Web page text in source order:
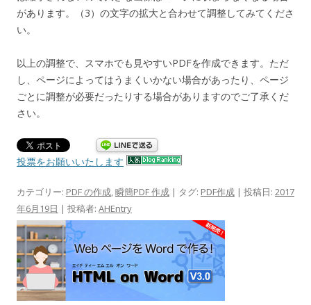
があります。（3）の文字の拡大と合わせて調整してみてくださ
い。
以上の調整で、スマホでも見やすいPDFを作成できます。ただ
し、ページによってはうまくいかない場合があったり、ページ
ごとに調整が必要だったりする場合がありますのでご了承くだ
さい。
投票をお願いいたします
カテゴリー: PDF の作成,瞬簡PDF 作成 | タグ: PDF作成 | 投稿日: 2017
年6月19日 | 投稿者: AHEntry